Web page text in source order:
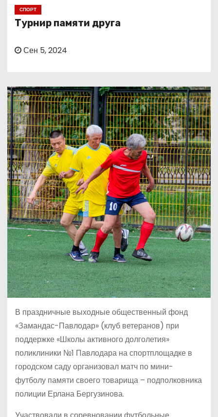
СПОРТ
Турнир памяти друга
Сен 5, 2024
В праздничные выходные общественный фонд
«Замандас-Павлодар» (клуб ветеранов) при
поддержке «Школы активного долголетия»
поликлиники №1 Павлодара на спортплощадке в
городском саду организовал матч по мини-
футболу памяти своего товарища – подполковника
полиции Ерлана Бергузинова.